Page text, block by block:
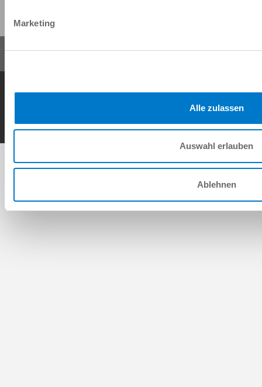
Marketing
Alle zulassen
Auswahl erlauben
Ablehnen